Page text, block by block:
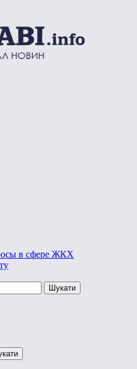
в сфере ЖКХ